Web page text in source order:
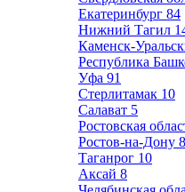
Екатеринбург 84
Нижний Тагил
Каменск-
Республика
Уфа 91
Стерлитамак 10
Салават 5
Ростовская
Ростов-на-Дону
Таганрог 10
Аксай 8